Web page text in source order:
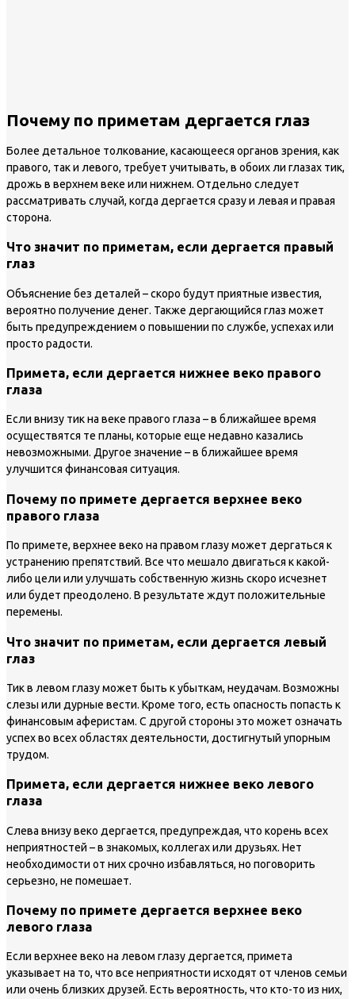
Почему по приметам дергается глаз
Более детальное толкование, касающееся органов зрения, как
правого, так и левого, требует учитывать, в обоих ли глазах тик,
дрожь в верхнем веке или нижнем. Отдельно следует
рассматривать случай, когда дергается сразу и левая и правая
сторона.
Что значит по приметам, если дергается правый
глаз
Объяснение без деталей – скоро будут приятные известия,
вероятно получение денег. Также дергающийся глаз может
быть предупреждением о повышении по службе, успехах или
просто радости.
Примета, если дергается нижнее веко правого
глаза
Если внизу тик на веке правого глаза – в ближайшее время
осуществятся те планы, которые еще недавно казались
невозможными. Другое значение – в ближайшее время
улучшится финансовая ситуация.
Почему по примете дергается верхнее веко
правого глаза
По примете, верхнее веко на правом глазу может дергаться к
устранению препятствий. Все что мешало двигаться к какой-
либо цели или улучшать собственную жизнь скоро исчезнет
или будет преодолено. В результате ждут положительные
перемены.
Что значит по приметам, если дергается левый
глаз
Тик в левом глазу может быть к убыткам, неудачам. Возможны
слезы или дурные вести. Кроме того, есть опасность попасть к
финансовым аферистам. С другой стороны это может означать
успех во всех областях деятельности, достигнутый упорным
трудом.
Примета, если дергается нижнее веко левого
глаза
Слева внизу веко дергается, предупреждая, что корень всех
неприятностей – в знакомых, коллегах или друзьях. Нет
необходимости от них срочно избавляться, но поговорить
серьезно, не помешает.
Почему по примете дергается верхнее веко
левого глаза
Если верхнее веко на левом глазу дергается, примета
указывает на то, что все неприятности исходят от членов семьи
или очень близких друзей. Есть вероятность, что кто-то из них,